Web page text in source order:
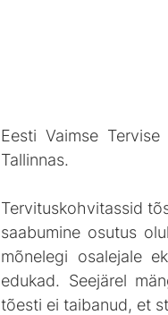
Eesti Vaimse
Tallinnas.
Tervituskohvitassid
saabumine osutus
mõnelegi osalejale
edukad. Seejärel
tõesti ei taibanud, et